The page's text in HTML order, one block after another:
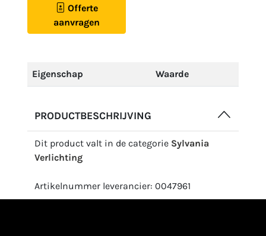
Offerte
aanvragen
Eigenschap Waarde
PRODUCTBESCHRIJVING
Dit product valt in de categorie Sylvania
Verlichting
Artikelnummer leverancier: 0047961